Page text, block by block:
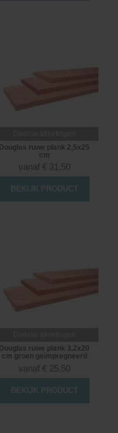
Douglas ruwe plank 2,5x25
cm
vanaf € 31,50
BEKIJK PRODUCT
Douglas ruwe plank 3,2x20
cm groen geïmpregneerd
vanaf € 25,50
BEKIJK PRODUCT